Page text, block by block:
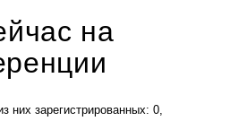
на
из них зарегистрированных: 0,